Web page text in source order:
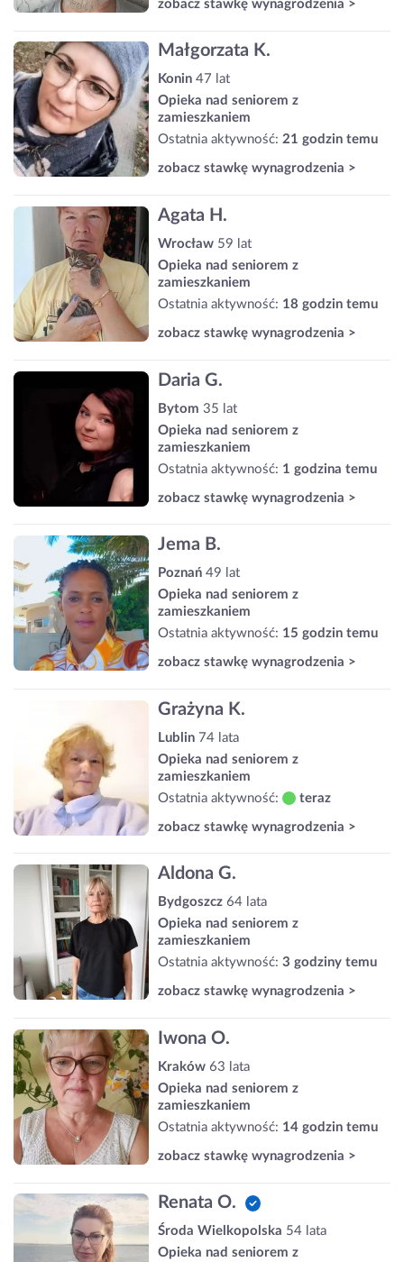
zobacz stawkę wynagrodzenia >
Małgorzata K.
Konin 47 lat
Opieka nad seniorem z
zamieszkaniem
Ostatnia aktywność: 21 godzin temu
zobacz stawkę wynagrodzenia >
Agata H.
Wrocław 59 lat
Opieka nad seniorem z
zamieszkaniem
Ostatnia aktywność: 18 godzin temu
zobacz stawkę wynagrodzenia >
Daria G.
Bytom 35 lat
Opieka nad seniorem z
zamieszkaniem
Ostatnia aktywność: 1 godzina temu
zobacz stawkę wynagrodzenia >
Jema B.
Poznań 49 lat
Opieka nad seniorem z
zamieszkaniem
Ostatnia aktywność: 15 godzin temu
zobacz stawkę wynagrodzenia >
Grażyna K.
Lublin 74 lata
Opieka nad seniorem z
zamieszkaniem
Ostatnia aktywność:
teraz
zobacz stawkę wynagrodzenia >
Aldona G.
Bydgoszcz 64 lata
Opieka nad seniorem z
zamieszkaniem
Ostatnia aktywność: 3 godziny temu
zobacz stawkę wynagrodzenia >
Iwona O.
Kraków 63 lata
Opieka nad seniorem z
zamieszkaniem
Ostatnia aktywność: 14 godzin temu
zobacz stawkę wynagrodzenia >
Renata O.
Środa Wielkopolska 54 lata
Opieka nad seniorem z